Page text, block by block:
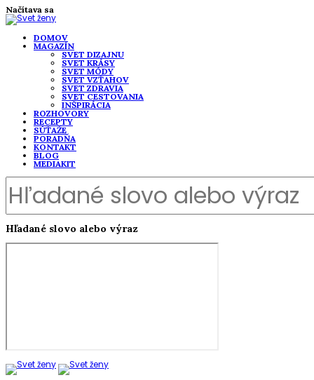
Načítava sa
DOMOV
MAGAZÍN
SVET DIZAJNU
SVET KRÁSY
SVET MÓDY
SVET VZŤAHOV
SVET ZDRAVIA
SVET CESTOVANIA
INŠPIRÁCIA
ROZHOVORY
RECEPTY
SÚŤAŽE
PORADŇA
KONTAKT
BLOG
MEDIAKIT
Hľadané slovo alebo výraz